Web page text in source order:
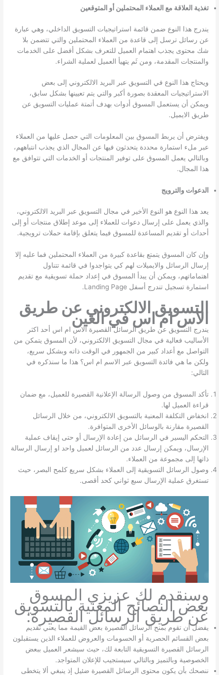
تغذية العلاقة مع العملاء المحتملين أو المتوقعين
يندرج هذا النوع ضمن قائمة استراتيجيات التسويق الداخلي، وهي عبارة
عن رسائل ترسل إلى قاعدة من العملاء المحتملين والتي تتضمن بلا
شك محتوى يجذب اهتمام العميل للتعرف بشكل أفضل على الخدمات
والمنتجات المقدمة، ومن ثَم يتهيأ العميل لعملية الشراء.
ويحتاج هذا النوع في التسويق عبر البريد الالكتروني إلى بعض
الاستراتيجيات المعقدة بصورة أكبر والتي يتم تعيينها بشكل سابق،
ويمكن أن يستعمل المسوق أدوات بهدف أتمتة عمليات التسويق عن
طريق الايميل.
ويفترض أن يربط المسوق بين المعلومات التي حصل عليها من العملاء
عبر ملء استمارة محددة يتحدثون فيها عن المجال الذي يجذب انتباههم،
وبالتالي يعمل المسوق على توفير المنتجات أو الخدمات التي تتوافق مع
هذا المجال.
الدعوات والترويج
يعد هذا النوع هو النوع الأخير في مجال التسويق عبر البريد الالكتروني،
والذي يعمل على إرسال دعوات للعملاء إلى موعد إطلاق منتجات أو إلى
أحداث أو تقديم المساعدة للمسوق فيما يتعلق بإقامة حملات ترويجية.
وإن كان المسوق يتمتع بقاعدة كبيرة من العملاء المحتملين فما عليه إلا
إرسال الرسائل والايميلات لهم كي يتواجدوا في قائمة تتناول
اهتماماتهم، ويمكن أن يبدأ المسوق في إعداد حملة تسويقية مع تقديم
استمارة تسجيل تندرج أسفل Landing Page.
التسويق الالكتروني عن طريق
الاس ام اس في العين
يندرج التسويق عن طريق الرسائل القصيرة الاس ام اس أحد اكثر
الأساليب فعالية في مجال التسويق الالكتروني، لأن المسوق يتمكن من
التواصل مع أعداد كبير من الجمهور في الوقت ذاته وبشكل سريع،
ولكن ما هي فائدة التسويق عبر الاسم ام اس؟ هذا ما سنذكره في
التالي:
تأكد المسوق من وصول الرسالة الإعلانية القصيرة للعميل، مع ضمان
قراءة العميل لها.
انخفاض التكلفة المعنية بالتسويق الالكتروني، من خلال الرسائل
القصيرة مقارنة بالوسائل الأخرى المتوافرة.
التحكم اليسير في الرسائل من إعادة الإرسال أو حتى إيقاف عملية
الإرسال، ويمكن إرسال عدد من الرسائل لعميل واحد او إرسال الرسالة
ذاتها إلى مجموعة من العملاء.
وصول الرسائل التسويقية إلى العملاء بشكل سريع كلمح البصر، حيث
تستغرق عملية الإرسال سبع ثواني كحد أقصى.
وسنقدم لك عزيزي المسوق
بعض النصائح المعنية بالتسويق
عن طريق الرسائل القصيرة:
يفضل أن تقوم بمنح الرسائل القصيرة بعض القيمة مما يعني تقديم
بعض القسائم الحصرية أو الحسومات والعروض للعملاء الذين يستقبلون
الرسائل القصيرة التسويقية التابعة لك، حيث سيشعر العميل ببعض
الخصوصية وبالتميز وبالتالي سيستجيب للإعلان المتواجد.
ننصحك بأن يكون محتوى الرسائل القصيرة ضئيل إذ ينبغي ألا يتخطى